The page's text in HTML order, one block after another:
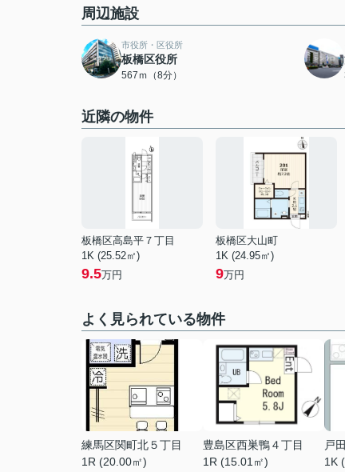
周辺施設
市役所・区役所
板橋区役所
567ｍ（8分）
近隣の物件
板橋区高島平７丁目
1K (25.52㎡)
9.5万円
板橋区大山町
1K (24.95㎡)
9万円
よく見られている物件
練馬区関町北５丁目
1R (20.00㎡)
豊島区西巣鴨４丁目
1R (15.01㎡)
戸
1K